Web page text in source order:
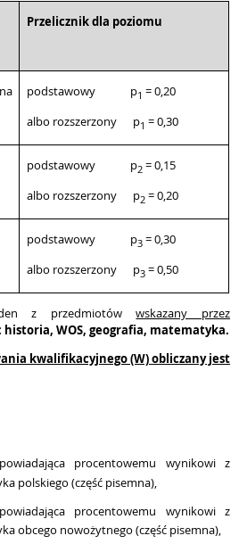
Przelicznik dla poziomu
podstawowy p1 = 0,20
albo rozszerzony
p1 = 0,30
podstawowy p2 = 0,15
albo rozszerzony
p2 = 0,20
podstawowy p3 = 0,30
albo rozszerzony
p3 = 0,50
z przedmiotówwskazany przez
historia, WOS, geografia, matematyka.
kwalifikacyjnego(W) obliczany jest
procentowemu wynikowi z
polskiego (część pisemna),
procentowemu wynikowi z
obcego nowożytnego (część pisemna),